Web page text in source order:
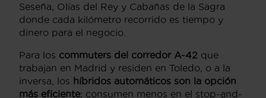
Seseña, Olías del Rey y Cabañas de la Sagra
donde cada kilómetro recorrido es tiempo y
dinero para el negocio.
Para los commuters del corredor A-42 que
trabajan en Madrid y residen en Toledo, o a la
inversa, los híbridos automáticos son la opción
más eficiente: consumen menos en el stop-and-